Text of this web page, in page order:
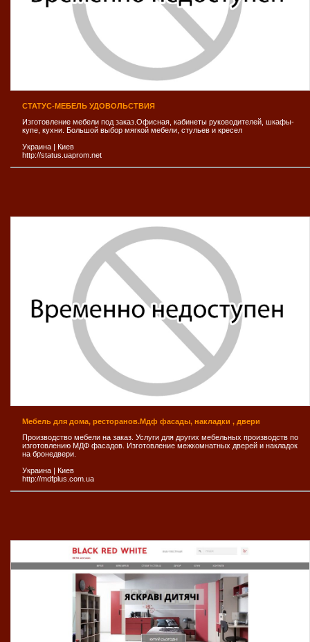
СТАТУС-МЕБЕЛЬ УДОВОЛЬСТВИЯ
Изготовление мебели под заказ.Офисная, кабинеты руководителей, шкафы-
купе, кухни. Большой выбор мягкой мебели, стульев и кресел
Украина | Киев
http://status.uaprom.net
Мебель для дома, ресторанов.Мдф фасады, накладки , двери
Производство мебели на заказ. Услуги для других мебельных производств по
изготовлению МДФ фасадов. Изготовление межкомнатных дверей и накладок
на бронедвери.
Украина | Киев
http://mdfplus.com.ua